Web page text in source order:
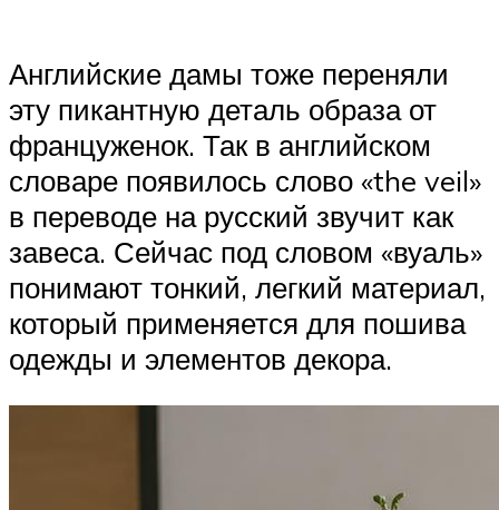
Английские дамы тоже переняли
эту пикантную деталь образа от
француженок. Так в английском
словаре появилось слово «the veil»
в переводе на русский звучит как
завеса. Сейчас под словом «вуаль»
понимают тонкий, легкий материал,
который применяется для пошива
одежды и элементов декора.